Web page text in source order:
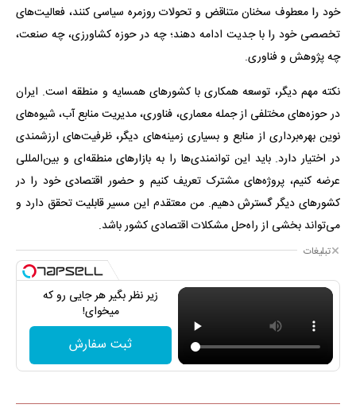
خود را معطوف سخنان متناقض و تحولات روزمره سیاسی کنند، فعالیت‌های
تخصصی خود را با جدیت ادامه دهند؛ چه در حوزه کشاورزی، چه صنعت،
چه پژوهش و فناوری.
نکته مهم دیگر، توسعه همکاری با کشورهای همسایه و منطقه است. ایران
در حوزه‌های مختلفی از جمله معماری، فناوری، مدیریت منابع آب، شیوه‌های
نوین بهره‌برداری از منابع و بسیاری زمینه‌های دیگر، ظرفیت‌های ارزشمندی
در اختیار دارد. باید این توانمندی‌ها را به بازارهای منطقه‌ای و بین‌المللی
عرضه کنیم، پروژه‌های مشترک تعریف کنیم و حضور اقتصادی خود را در
کشورهای دیگر گسترش دهیم. من معتقدم این مسیر قابلیت تحقق دارد و
می‌تواند بخشی از راه‌حل مشکلات اقتصادی کشور باشد.
تبلیغات
زیر نظر بگیر هر جایی رو که
میخوای!
ثبت سفارش